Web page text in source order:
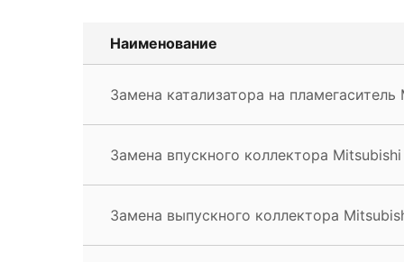
Наименование
Замена катализатора на
Замена впускного коллектора
Замена выпускного коллектора